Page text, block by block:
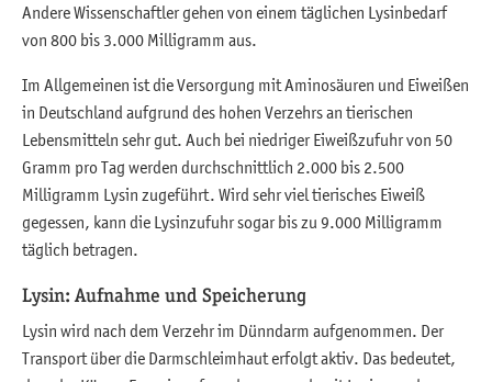
Andere Wissenschaftler gehen von einem täglichen Lysinbedarf
von 800 bis 3.000 Milligramm aus.
Im Allgemeinen ist die Versorgung mit Aminosäuren und Eiweißen
in Deutschland aufgrund des hohen Verzehrs an tierischen
Lebensmitteln sehr gut. Auch bei niedriger Eiweißzufuhr von 50
Gramm pro Tag werden durchschnittlich 2.000 bis 2.500
Milligramm Lysin zugeführt. Wird sehr viel tierisches Eiweiß
gegessen, kann die Lysinzufuhr sogar bis zu 9.000 Milligramm
täglich betragen.
Lysin: Aufnahme und Speicherung
Lysin wird nach dem Verzehr im Dünndarm aufgenommen. Der
Transport über die Darmschleimhaut erfolgt aktiv. Das bedeutet,